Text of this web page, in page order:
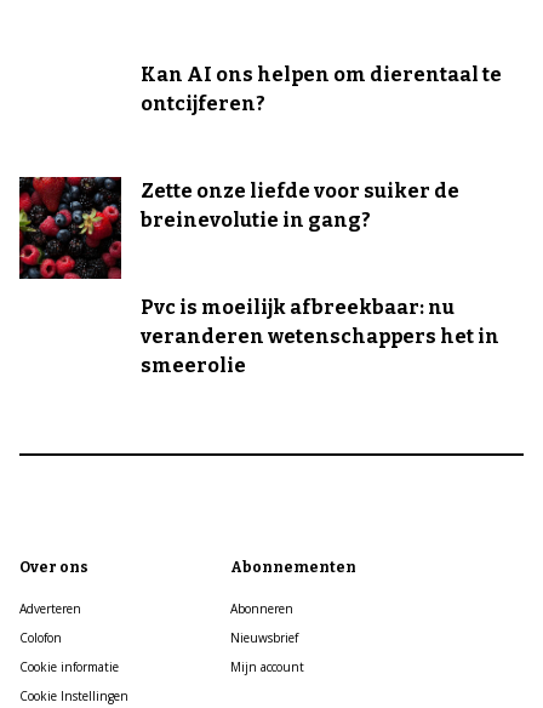
Kan AI ons helpen om dierentaal te
ontcijferen?
Zette onze liefde voor suiker de
breinevolutie in gang?
Pvc is moeilijk afbreekbaar: nu
veranderen wetenschappers het in
smeerolie
Over ons
Adverteren
Colofon
Cookie informatie
Cookie Instellingen
Abonnementen
Abonneren
Nieuwsbrief
Mijn account